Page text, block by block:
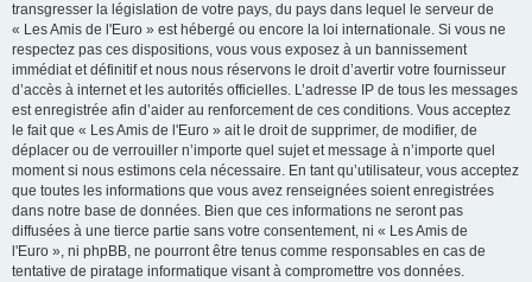
transgresser la législation de votre pays, du pays dans lequel le serveur de
« Les Amis de l'Euro » est hébergé ou encore la loi internationale. Si vous ne
respectez pas ces dispositions, vous vous exposez à un bannissement
immédiat et définitif et nous nous réservons le droit d’avertir votre fournisseur
d’accès à internet et les autorités officielles. L’adresse IP de tous les messages
est enregistrée afin d’aider au renforcement de ces conditions. Vous acceptez
le fait que « Les Amis de l'Euro » ait le droit de supprimer, de modifier, de
déplacer ou de verrouiller n’importe quel sujet et message à n’importe quel
moment si nous estimons cela nécessaire. En tant qu’utilisateur, vous acceptez
que toutes les informations que vous avez renseignées soient enregistrées
dans notre base de données. Bien que ces informations ne seront pas
diffusées à une tierce partie sans votre consentement, ni « Les Amis de
l'Euro », ni phpBB, ne pourront être tenus comme responsables en cas de
tentative de piratage informatique visant à compromettre vos données.